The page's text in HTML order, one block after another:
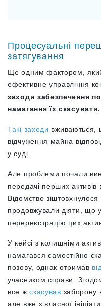
Процесуальні
затягування
Ще одним фактором,
ефективне управління
заходи забезпечення
намагання їх скасувати.
Такі заходи вживаються,
відчуження майна
у суді.
Але проблеми почали
передачі перших
Відомство
продовжували діяти, що
перереєстрацію цих
У кейсі з колишніми
намагався самостійно
позову, однак отримав
учасником справи.
все жскасував заборону
але вже з власної